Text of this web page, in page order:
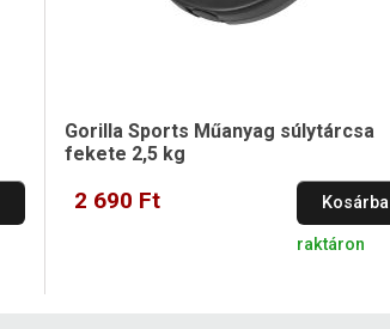
Gorilla Sports Műanyag súlytárcsa
fekete 2,5 kg
2 690 Ft Kosárba
raktáron